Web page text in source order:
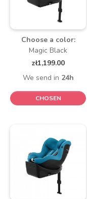
Choose a color:
Magic Black
zł1,199.00
We send in 24h
CHOSEN